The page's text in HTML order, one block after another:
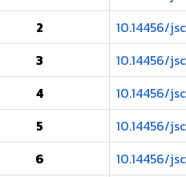
2
10.14456/
3
10.14456/
4
10.14456/
5
10.14456/
6
10.14456/